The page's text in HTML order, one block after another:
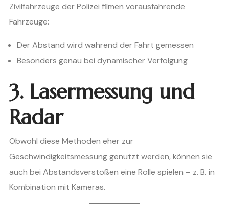
Zivilfahrzeuge der Polizei filmen vorausfahrende
Fahrzeuge:
Der Abstand wird während der Fahrt gemessen
Besonders genau bei dynamischer Verfolgung
3. Lasermessung und
Radar
Obwohl diese Methoden eher zur
Geschwindigkeitsmessung genutzt werden, können sie
auch bei Abstandsverstößen eine Rolle spielen – z. B. in
Kombination mit Kameras.